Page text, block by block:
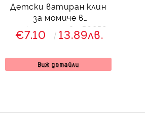
Детски ватиран клин
за момиче в
графитеносиво 56852
€7.10 13.89лв.
Виж детайли